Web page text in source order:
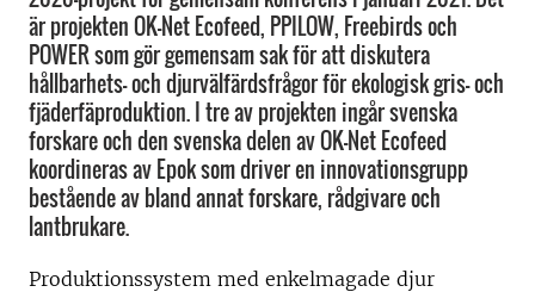
är projekten OK-Net Ecofeed, PPILOW, Freebirds och
POWER som gör gemensam sak för att diskutera
hållbarhets- och djurvälfärdsfrågor för ekologisk gris- och
fjäderfäproduktion. I tre av projekten ingår svenska
forskare och den svenska delen av OK-Net Ecofeed
koordineras av Epok som driver en innovationsgrupp
bestående av bland annat forskare, rådgivare och
lantbrukare.
Produktionssystem med enkelmagade djur